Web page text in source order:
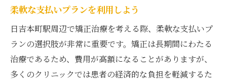
柔軟な支払いプランを利用しよう
日吉本町駅周辺で矯正治療を考える際、柔軟な支払いプ
ランの選択肢が非常に重要です。矯正は長期間にわたる
治療であるため、費用が高額になることがありますが、
多くのクリニックでは患者の経済的な負担を軽減するた